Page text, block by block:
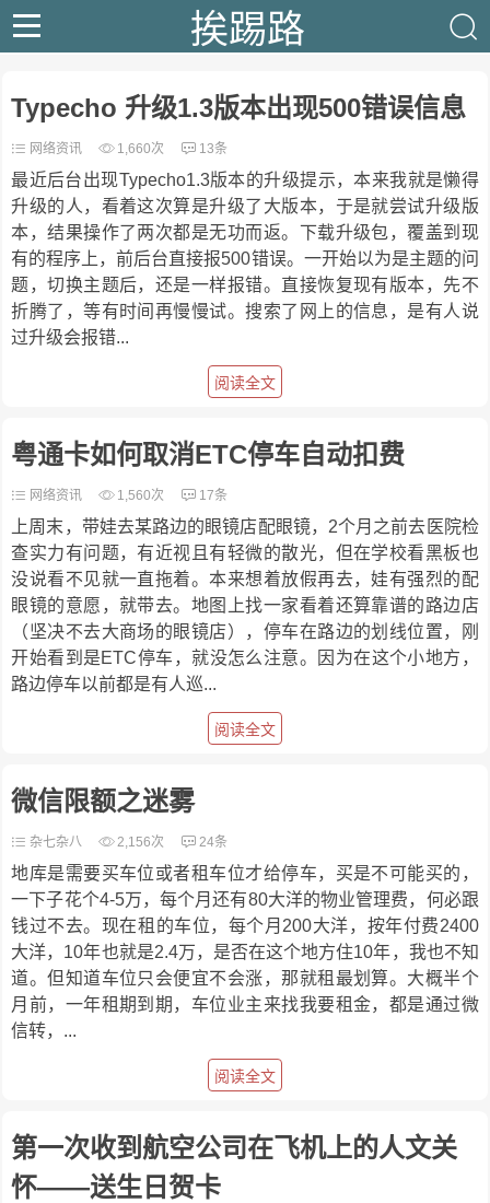
挨踢路
Typecho 升级1.3版本出现500错误信息
网络资讯 1,660次 13条
最近后台出现Typecho1.3版本的升级提示，本来我就是懒得
升级的人，看着这次算是升级了大版本，于是就尝试升级版
本，结果操作了两次都是无功而返。下载升级包，覆盖到现
有的程序上，前后台直接报500错误。一开始以为是主题的问
题，切换主题后，还是一样报错。直接恢复现有版本，先不
折腾了，等有时间再慢慢试。搜索了网上的信息，是有人说
过升级会报错...
阅读全文
粤通卡如何取消ETC停车自动扣费
网络资讯 1,560次 17条
上周末，带娃去某路边的眼镜店配眼镜，2个月之前去医院检
查实力有问题，有近视且有轻微的散光，但在学校看黑板也
没说看不见就一直拖着。本来想着放假再去，娃有强烈的配
眼镜的意愿，就带去。地图上找一家看着还算靠谱的路边店
（坚决不去大商场的眼镜店），停车在路边的划线位置，刚
开始看到是ETC停车，就没怎么注意。因为在这个小地方，
路边停车以前都是有人巡...
阅读全文
微信限额之迷雾
杂七杂八 2,156次 24条
地库是需要买车位或者租车位才给停车，买是不可能买的，
一下子花个4-5万，每个月还有80大洋的物业管理费，何必跟
钱过不去。现在租的车位，每个月200大洋，按年付费2400
大洋，10年也就是2.4万，是否在这个地方住10年，我也不知
道。但知道车位只会便宜不会涨，那就租最划算。大概半个
月前，一年租期到期，车位业主来找我要租金，都是通过微
信转，...
阅读全文
第一次收到航空公司在飞机上的人文关
怀——送生日贺卡